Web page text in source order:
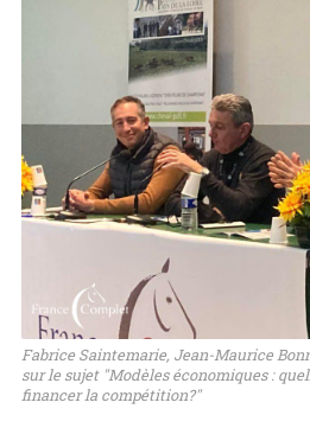
Fabrice Saintemarie, Jean-Maurice
sur le sujet "Modèles économiques :
financer la compétition?"